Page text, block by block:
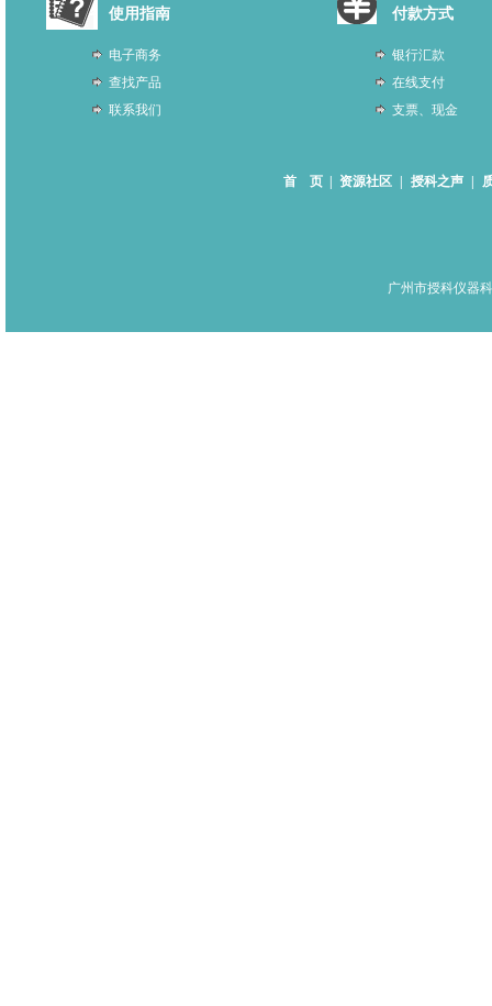
使用指南
电子商务
查找产品
联系我们
付款方式
银行汇款
在线支付
支票、现金
首 页 资源社区 授科之声
广州市授科仪器